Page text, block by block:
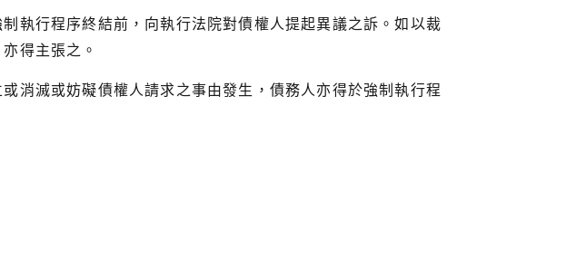
執行程序終結前，向執行法院對債權人提起異議之訴。如以裁
得主張之。
消滅或妨礙債權人請求之事由發生，債務人亦得於強制執行程